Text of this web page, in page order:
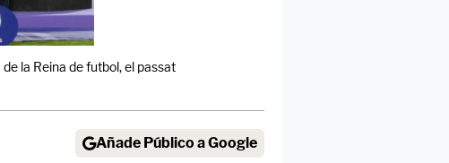
la Reina de futbol, el passat
Añade Público a Google